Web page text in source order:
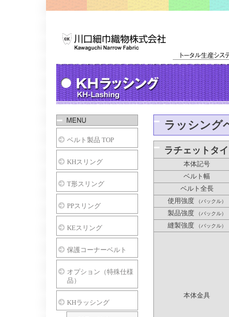
ラッシング
ラチェットタ
本体記号
ベルト幅
ベルト全長
使用強度
（バックル）
製品強度 （バックル）
縫製強度 （バックル）
本体金具
ベルト製品 TOP
KHスリング
T形スリング
PPスリング
KEスリング
保護コーナーベルト
オプション（特殊仕様
品）
KHラッシング